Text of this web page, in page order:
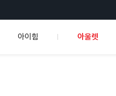
아이힘 아울렛